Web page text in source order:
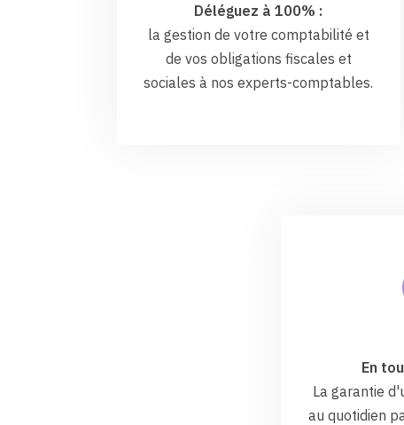
Déléguez à 100% :
la gestion de votre comptabilité et
de vos obligations fiscales et
sociales à nos experts-comptables.
En
La garantie
au quotidien